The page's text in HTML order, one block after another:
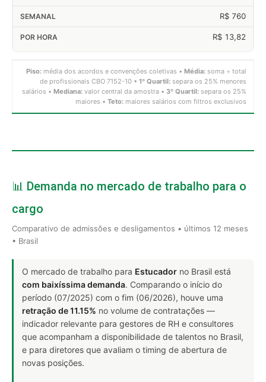
R$ 760
R$ 13,82
Piso: média dos acordos e convenções coletivas • Média: soma ÷ total
de profissionais CBO 7152-10 • 1º Quartil: separa os 25% menores
salários • Mediana: valor central da amostra • 3º Quartil: separa os 25%
maiores • Teto: maiores salários com filtros exclusivos
📊 Demanda no mercado de trabalho para o
cargo
Comparativo de admissões e desligamentos • últimos 12 meses
• Brasil
O mercado de trabalho para Estucador no Brasil está
com baixíssima demanda. Comparando o início do
período (07/2025) com o fim (06/2026), houve uma
retração de 11.15% no volume de contratações —
indicador relevante para gestores de RH e consultores
que acompanham a disponibilidade de talentos no Brasil,
e para diretores que avaliam o timing de abertura de
novas posições.